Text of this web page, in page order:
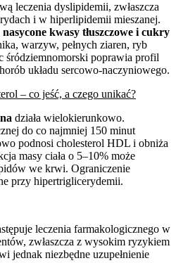
leczenia dyslipidemii, zwłaszcza
i w hiperlipidemii mieszanej.
kwasy tłuszczowe i cukry
warzyw, pełnych ziaren, ryb
śródziemnomorski poprawia profil
układu sercowo-naczyniowego.
– co jeść, a czego unikać?
działa wielokierunkowo.
do co najmniej 150 minut
podnosi cholesterol HDL i obniża
masy ciała o 5–10% może
we krwi. Ograniczenie
przy hipertriglicerydemii.
leczenia farmakologicznego w
zwłaszcza z wysokim ryzykiem
jednak niezbędne uzupełnienie